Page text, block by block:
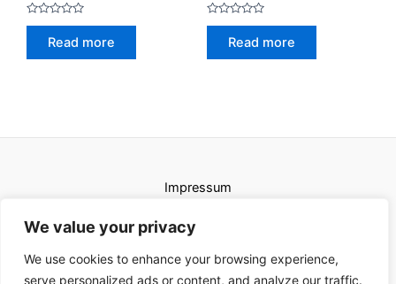
We value your privacy
We use cookies to enhance your browsing experience,
serve personalized ads or content, and analyze our traffic.
Rated
Read more
Rated
Read more
Impressum